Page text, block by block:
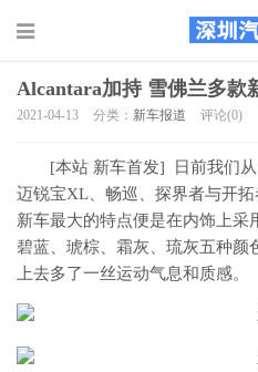
Alcantara加持 雪佛兰多款
2021-04-13 分类： 新车报道 评论(0)
[本站 新车首发] 日前我们
迈锐宝XL、畅巡、探界者与开拓
新车最大的特点便是在内饰上采
碧蓝、琥棕、霜灰、琉灰五种颜
上去多了一丝运动气息和质感。